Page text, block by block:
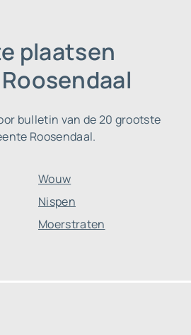
plaatsen
bulletin van de 20 grootste
Roosendaal.
Wouw
Nispen
Moerstraten